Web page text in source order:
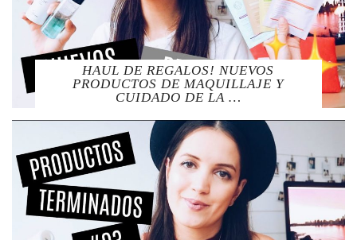
HAUL DE REGALOS! NUEVOS
PRODUCTOS DE MAQUILLAJE Y
CUIDADO DE LA …